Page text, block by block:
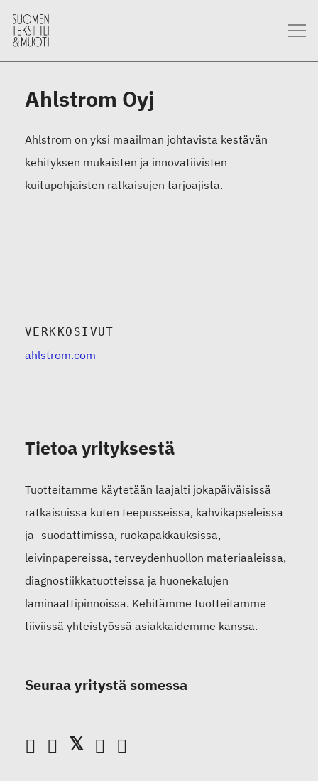
Ahlstrom Oyj
Ahlstrom on yksi maailman johtavista kestävän
kehityksen mukaisten ja innovatiivisten
kuitupohjaisten ratkaisujen tarjoajista.
VERKKOSIVUT
ahlstrom.com
Tietoa yrityksestä
Tuotteitamme käytetään laajalti jokapäiväisissä
ratkaisuissa kuten teepusseissa, kahvikapseleissa
ja -suodattimissa, ruokapakkauksissa,
leivinpapereissa, terveydenhuollon materiaaleissa,
diagnostiikkatuotteissa ja huonekalujen
laminaattipinnoissa. Kehitämme tuotteitamme
tiiviissä yhteistyössä asiakkaidemme kanssa.
Seuraa yritystä somessa